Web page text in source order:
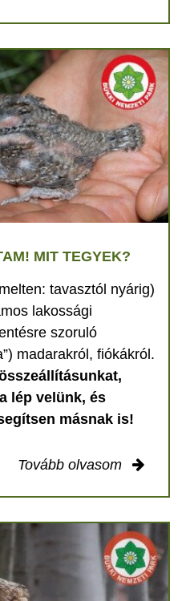
MIT TEGYEK?
tavasztól nyárig)
lakossági
szoruló
madarakról, fiókákról.
lép velünk, és
másnak is!
Tovább olvasom